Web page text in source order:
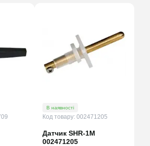
В наявності
Код товару: 002471205
Датчик SHR-1M
002471205